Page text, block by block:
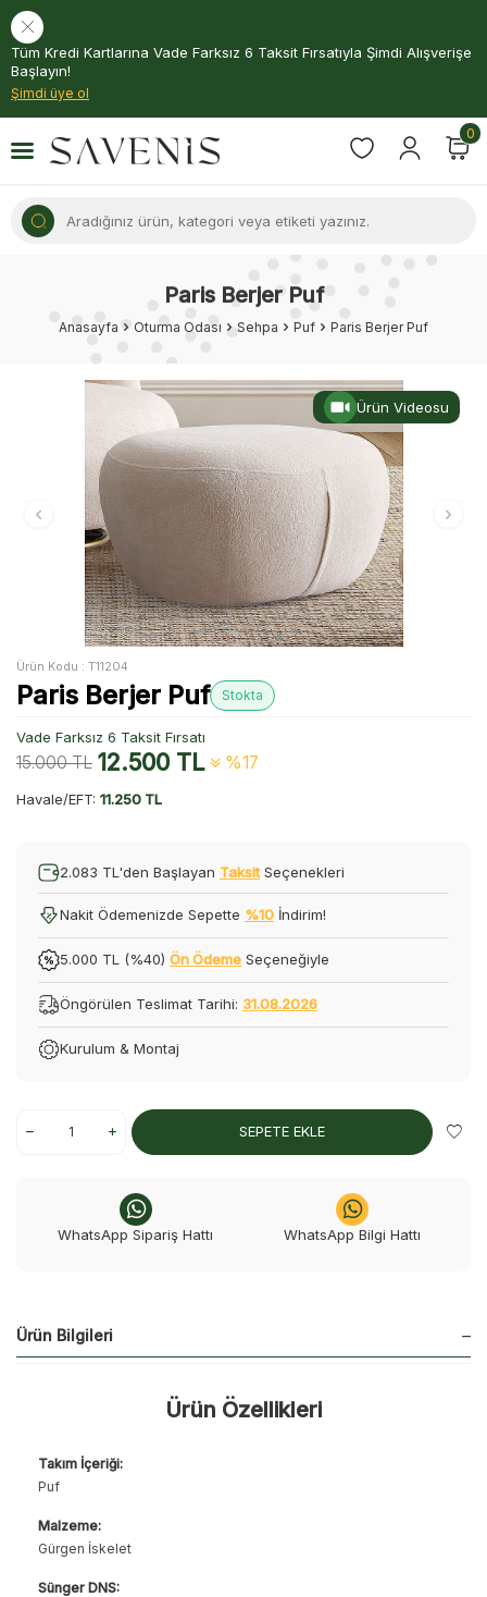
Tüm Kredi Kartlarına Vade Farksız 6 Taksit Fırsatıyla Şimdi Alışverişe
Başlayın!
Şimdi üye ol
0
Paris Berjer Puf
Anasayfa Oturma Odası Sehpa Puf Paris Berjer Puf
Ürün Videosu
Ürün Kodu : T11204
Paris Berjer Puf Stokta
Vade Farksız 6 Taksit Fırsatı
15.000TL 12.500TL %17
Havale/EFT: 11.250 TL
2.083 TL'den Başlayan Taksit Seçenekleri
Nakit Ödemenizde Sepette %10 İndirim!
5.000 TL (%40) Ön Ödeme Seçeneğiyle
Öngörülen Teslimat Tarihi: 31.08.2026
Kurulum & Montaj
SEPETE EKLE
WhatsApp Sipariş Hattı WhatsApp Bilgi Hattı
Ürün Bilgileri
Ürün Özellikleri
Takım İçeriği:
Puf
Malzeme:
Gürgen İskelet
Sünger DNS: